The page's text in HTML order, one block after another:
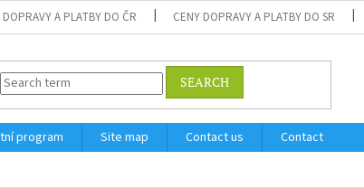
DOPRAVY A PLATBY DO ČR CENY DOPRAVY A PLATBY DO SR
SEARCH
program Site map Contact us
Contact